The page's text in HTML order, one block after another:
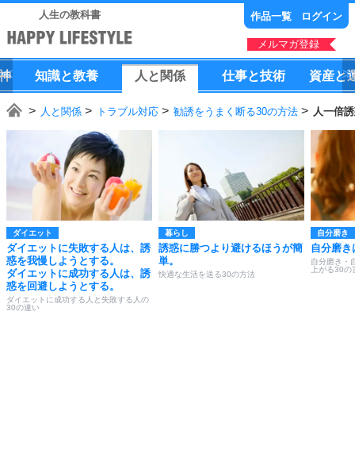
人生の教科書 作品一覧 ログイン
メルマガ登録
知識と教養 人 と 関係 仕事と技術 資産と
人と関係 トラブル対応 勧誘をうまく断る30の方法 人一倍
ダイエット
ダイエットに失敗する人は、誘
惑を我慢しようとする。
ダイエットに成功する人は、誘
惑を回避しようとする。
ダイエットに成功する人と失敗する人の
30の違い
暮らし
誘惑に勝つより避けるほうが簡
単。
快適な生活を送る30の方法
自分磨き
自分磨き
自分磨き・
上がる30の